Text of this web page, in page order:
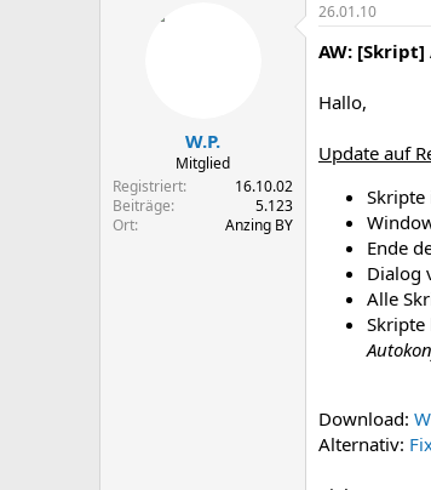
W.P.
Mitglied
Registriert
16.10.02
Beiträge
5.123
Ort
Anzing BY
26.01.10
AW:
Hallo,
Update auf
Ende
Dialog
Alle
Skripte
Download:
Alternativ: